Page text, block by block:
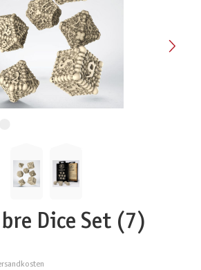
Dice Set (7)